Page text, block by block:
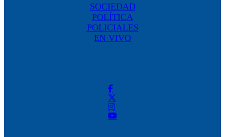
SOCIEDAD
POLÍTICA
POLICIALES
EN VIVO